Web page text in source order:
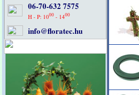
06-70-632 7575
H - P: 1000 - 1400
info@floratec.hu